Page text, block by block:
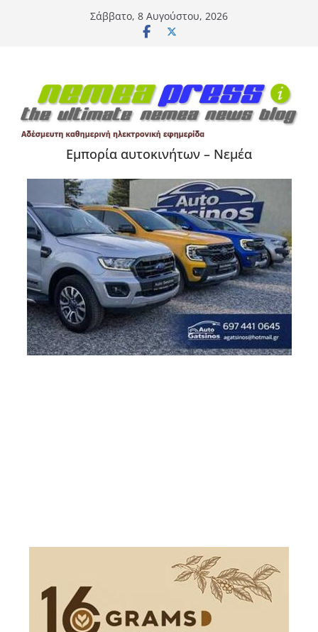
Σάββατο, 8 Αυγούστου, 2026
Εμπορία αυτοκινήτων – Νεμέα